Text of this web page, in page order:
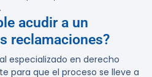
acudir a un
reclamaciones?
especializado en derecho
para que el proceso se lleve a